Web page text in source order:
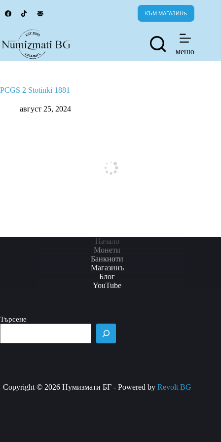
to
КЪМ МАГАЗИНъ
меню
PCGS 2 Stotinki 1881
август 25, 2024
Начало
Монети
Банкноти
Магазинъ
Блог
YouTube
Търсене
Copyright © 2026 Нумизмати БГ - Powered byRevolt BG